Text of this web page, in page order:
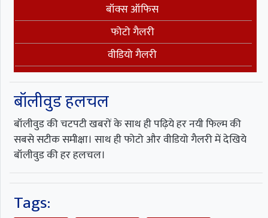
बॉक्स ऑफिस
फोटो गैलरी
वीडियो गैलरी
बॉलीवुड हलचल
बॉलीवुड की चटपटी खबरों के साथ ही पढ़िये हर नयी फिल्म की
सबसे सटीक समीक्षा। साथ ही फोटो और वीडियो गैलरी में देखिये
बॉलीवुड की हर हलचल।
Tags: